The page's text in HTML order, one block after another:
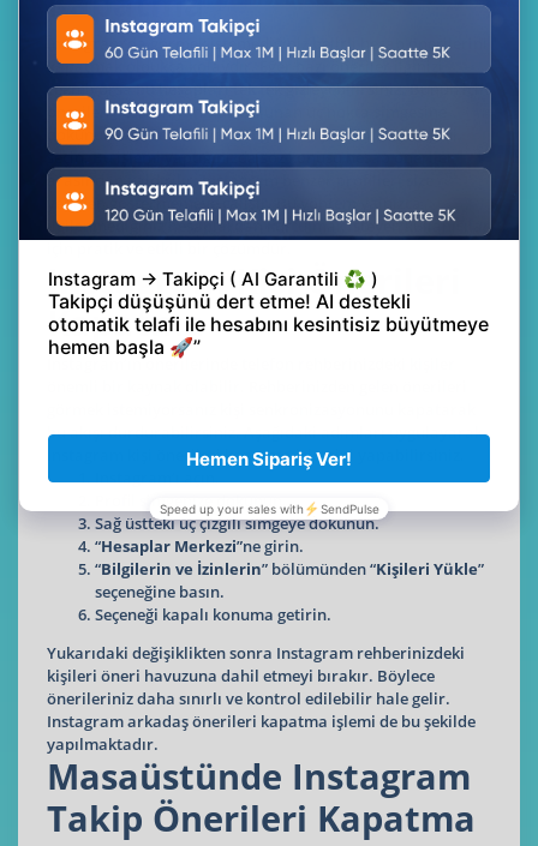
Instagram’da görmek istemediğiniz belirli hesap önerilerini
kapatmak oldukça kolaydır. Eğer bazı öneriler ilginizi
çekmiyorsa bu hesapları tek tek gizleyebilirsiniz. Bunun için
önerilen hesabın yanında bulunan üç nokta simgesine
dokunun. Açılan menüden “ İlgilenmiyorum ” seçeneğini
seçin. Bu işlemi yaptığınızda söz konusu hesap öneriler
arasından kaldırılır. Instagram benzer profilleri size
yeniden göstermemeye çalışır. Bu yöntem yalnızca
ilgilenmediğiniz hesaplardan kurtulmak isteyen kullanıcılar
Instagram Kişi Önerileri
Kapatma
Instagram’ın önerilerinde telefon rehberinizdeki kişiler
bu akışı durdurabilirsiniz. Aşağıdaki adımları uygulayarak
Instagram kişi önerileri kapatma işlemini yapabilirsiniz.
Profil simgenize dokunun.
Sağ üstteki üç çizgili simgeye dokunun.
“Hesaplar Merkezi”ne girin.
“Bilgilerin ve İzinlerin” bölümünden “Kişileri Yükle”
seçeneğine basın.
Seçeneği kapalı konuma getirin.
Yukarıdaki değişiklikten sonra Instagram rehberinizdeki
kişileri öneri havuzuna dahil etmeyi bırakır. Böylece
önerileriniz daha sınırlı ve kontrol edilebilir hale gelir.
Instagram arkadaş önerileri kapatma işlemi de bu şekilde
yapılmaktadır.
Masaüstünde Instagram
Takip Önerileri Kapatma